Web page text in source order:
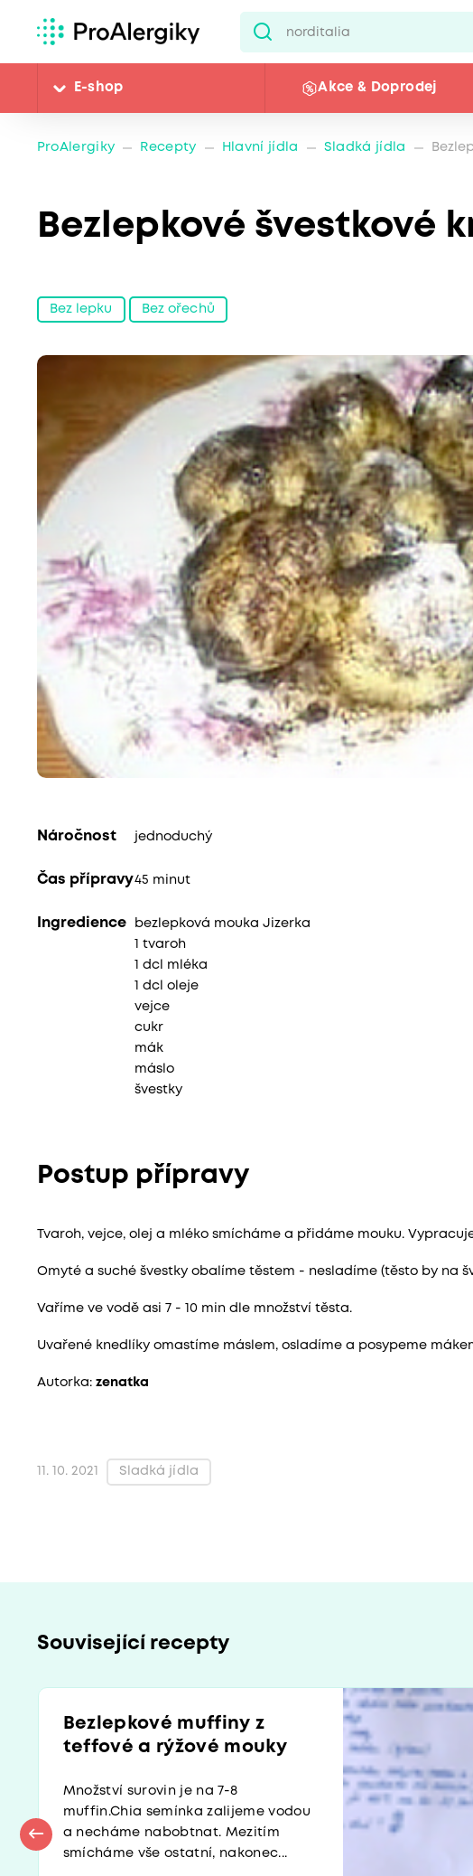
E-shop Akce & Doprodej
ProAlergiky Recepty Hlavní jídla Sladká jídla
Bezlepkové švestkové
Bez lepku Bez ořechů
Náročnost jednoduchý
Čas přípravy45 minut
Ingredience
bezlepková mouka Jizerka
1 tvaroh
1 dcl mléka
1 dcl oleje
vejce
cukr
mák
máslo
švestky
Postup přípravy
Tvaroh, vejce, olej a mléko smícháme a přidáme mouku.
Omyté a suché švestky obalíme těstem - nesladíme (těsto by na
Vaříme ve vodě asi 7 - 10 min dle množství těsta.
Uvařené knedlíky omastíme máslem, osladíme a posypeme
Autorka: zenatka
11. 10. 2021 Sladká jídla
Související recepty
Bezlepkové muffiny z
teffové a rýžové mouky
Množství surovin je na 7-8
muffin.Chia semínka zalijeme vodou
a necháme nabobtnat. Mezitím
smícháme vše ostatní, nakonec...